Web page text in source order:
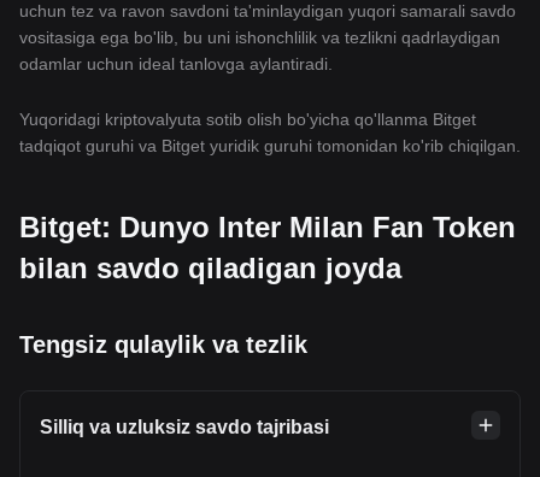
uchun tez va ravon savdoni ta'minlaydigan yuqori samarali savdo
vositasiga ega bo'lib, bu uni ishonchlilik va tezlikni qadrlaydigan
odamlar uchun ideal tanlovga aylantiradi.
Yuqoridagi kriptovalyuta sotib olish bo'yicha qo'llanma Bitget
tadqiqot guruhi va Bitget yuridik guruhi tomonidan ko'rib chiqilgan.
Bitget: Dunyo Inter Milan Fan Token
bilan savdo qiladigan joyda
Tengsiz qulaylik va tezlik
Silliq va uzluksiz savdo tajribasi